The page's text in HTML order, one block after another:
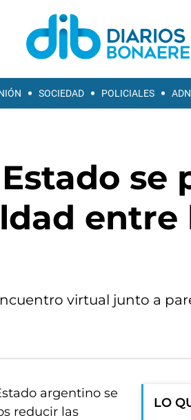
SOCIEDAD POLICIALES
se
entre
virtual junto a
argentino se
reducir las
LO